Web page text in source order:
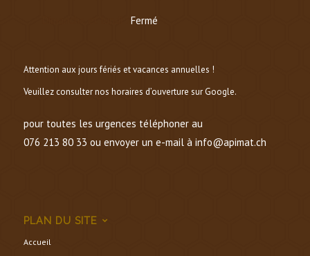
Fermé
Attention aux jours fériés et vacances annuelles !
Veuillez consulter nos horaires d’ouverture sur Google.
pour toutes les urgences téléphoner au
076 213 80 33 ou envoyer un e-mail à info@apimat.ch
PLAN DU SITE
Accueil